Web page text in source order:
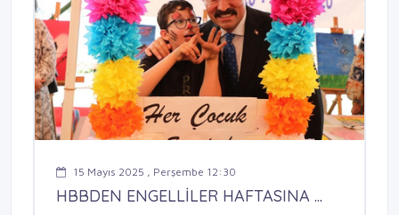
15 Mayıs 2025 , Perşembe 12:30
HBBDEN ENGELLİLER HAFTASINA ...